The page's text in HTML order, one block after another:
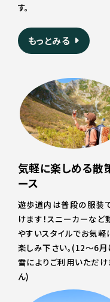
す。
もっとみる
気軽に楽しめる散
ース
遊歩道内は普段の服装
けます！スニーカーなど
やすいスタイルでお気軽
楽しみ下さい。(12～6
雪によりご利用いただ
ん)